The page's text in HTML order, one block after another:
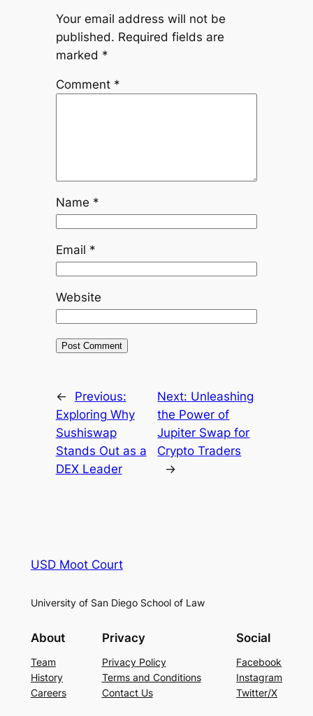
Your email address will not be
published. Required fields are
marked *
Comment *
Name *
Email *
Website
←
Previous:
Exploring Why
Sushiswap
Stands Out as a
DEX Leader
Next: Unleashing
the Power of
Jupiter Swap for
Crypto Traders
→
USD Moot Court
University of San Diego School of Law
About
Team
History
Careers
Privacy
Privacy Policy
Terms and Conditions
Contact Us
Social
Facebook
Instagram
Twitter/X